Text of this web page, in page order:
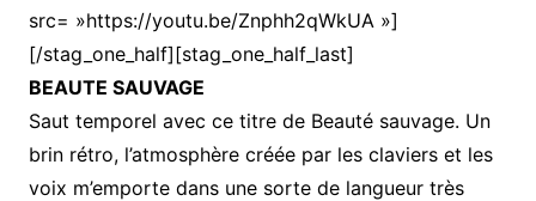
src= »https://youtu.be/Znphh2qWkUA »]
[/stag_one_half][stag_one_half_last]
BEAUTE SAUVAGE
Saut temporel avec ce titre de Beauté sauvage. Un
brin rétro, l’atmosphère créée par les claviers et les
voix m’emporte dans une sorte de langueur très